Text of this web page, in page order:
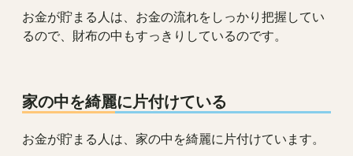
お金が貯まる人は、お金の流れをしっかり把握してい
るので、財布の中もすっきりしているのです。
家の中を綺麗に片付けている
お金が貯まる人は、家の中を綺麗に片付けています。